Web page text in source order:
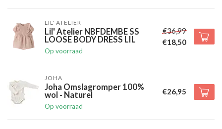
LIL' ATELIER
Lil' Atelier NBFDEMBE SS
LOOSE BODY DRESS LIL
Op voorraad
€36,99
€18,50
JOHA
Joha Omslagromper 100%
wol - Naturel
Op voorraad
€26,95